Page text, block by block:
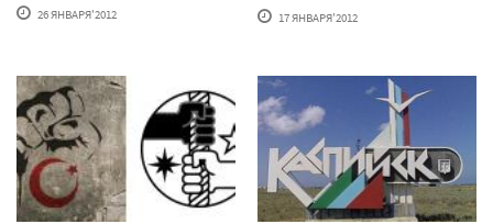
26 ЯНВАРЯ'2012 17 ЯНВАРЯ'2012